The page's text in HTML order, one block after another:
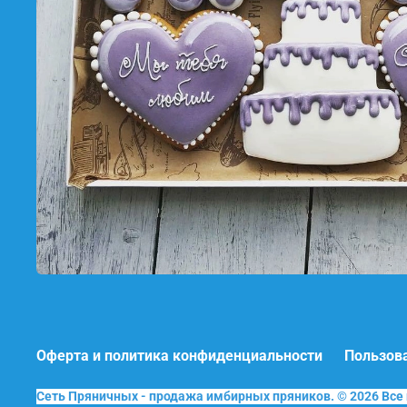
Оферта и политика конфиденциальности
Сеть Пряничных - продажа имбирных пряников. © 2026